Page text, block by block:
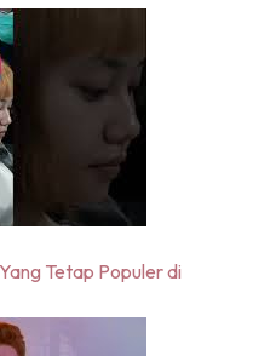
Tetap Populer di